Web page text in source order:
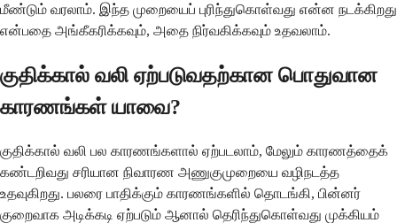
மீண்டும் வரலாம். இந்த முறையைப் புரிந்துகொள்வது என்ன நடக்கிறது
என்பதை அங்கீகரிக்கவும், அதை நிர்வகிக்கவும் உதவலாம்.
குதிக்கால் வலி ஏற்படுவதற்கான பொதுவான
காரணங்கள் யாவை?
குதிக்கால் வலி பல காரணங்களால் ஏற்படலாம், மேலும் காரணத்தைக்
கண்டறிவது சரியான நிவாரண அணுகுமுறையை வழிநடத்த
உதவுகிறது. பலரை பாதிக்கும் காரணங்களில் தொடங்கி, பின்னர்
குறைவாக அடிக்கடி ஏற்படும் ஆனால் தெரிந்துகொள்வது முக்கியம்